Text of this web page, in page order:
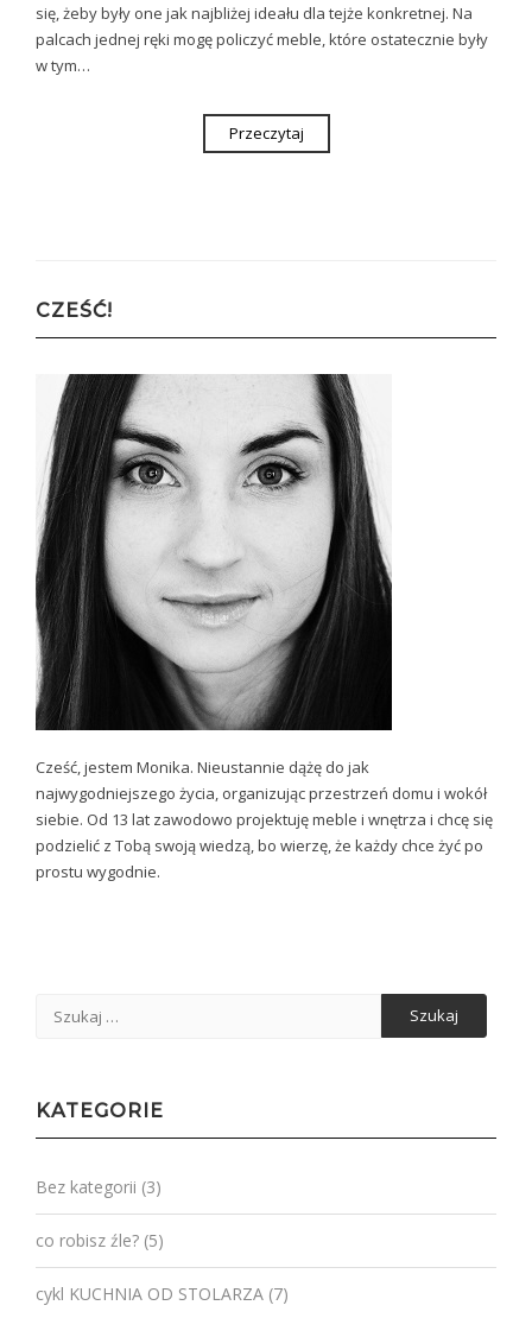
się, żeby były one jak najbliżej ideału dla tejże konkretnej. Na
palcach jednej ręki mogę policzyć meble, które ostatecznie były
w tym…
Przeczytaj
CZEŚĆ!
Cześć, jestem Monika. Nieustannie dążę do jak
najwygodniejszego życia, organizując przestrzeń domu i wokół
siebie. Od 13 lat zawodowo projektuję meble i wnętrza i chcę się
podzielić z Tobą swoją wiedzą, bo wierzę, że każdy chce żyć po
prostu wygodnie.
KATEGORIE
Bez kategorii (3)
co robisz źle? (5)
cykl KUCHNIA OD STOLARZA (7)